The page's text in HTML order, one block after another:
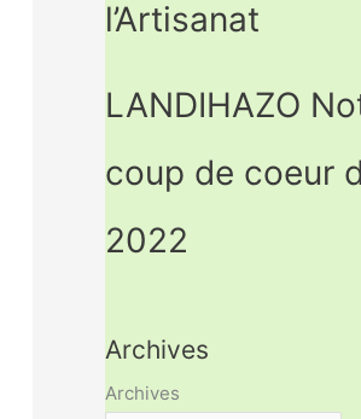
l’Artisanat
LANDIHAZO
coup de coeur
2022
Archives
Archives